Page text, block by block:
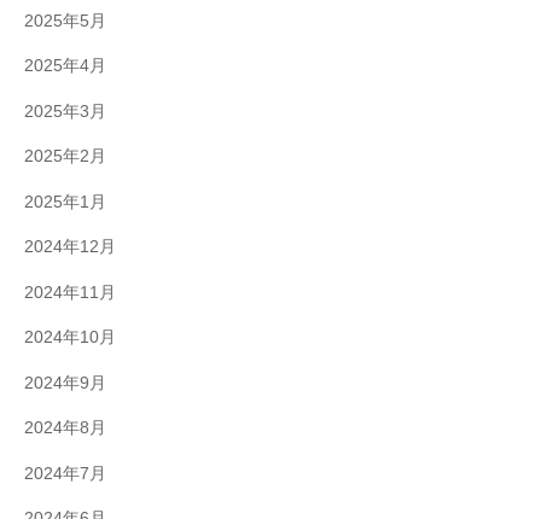
2025年5月
2025年4月
2025年3月
2025年2月
2025年1月
2024年12月
2024年11月
2024年10月
2024年9月
2024年8月
2024年7月